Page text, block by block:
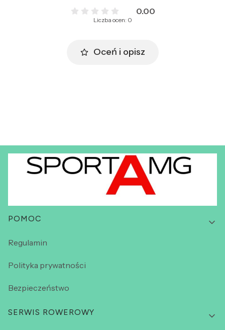
0.00
Liczba ocen: 0
Oceń i opisz
Linki w stopce
POMOC
Regulamin
Polityka prywatności
Bezpieczeństwo
SERWIS ROWEROWY